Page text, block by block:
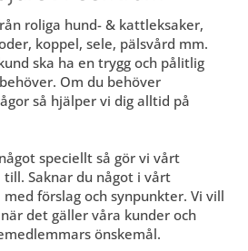
roliga hund- & kattleksaker,
koppel, sele, pälsvård mm.
ska ha en trygg och pålitlig
Om du behöver
så hjälper vi dig alltid på
speciellt så gör vi vårt
Saknar du något i vårt
förslag och synpunkter. Vi vill
det gäller våra kunder och
önskemål.